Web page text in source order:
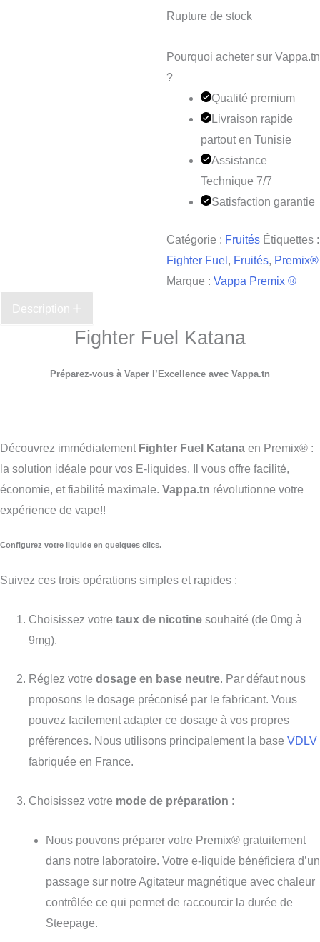
Rupture de stock
Pourquoi acheter sur Vappa.tn
?
Qualité premium
Livraison rapide
partout en Tunisie
Assistance
Technique 7/7
Satisfaction garantie
Catégorie : Fruités Étiquettes :
Fighter Fuel , Fruités, Premix®
Marque : Vappa Premix ®
Description
Fighter Fuel Katana
Préparez-vous à Vaper l’Excellence avec Vappa.tn
Découvrez immédiatement Fighter Fuel Katana en Premix® :
la solution idéale pour vos E-liquides. Il vous offre facilité,
économie, et fiabilité maximale. Vappa.tn révolutionne votre
expérience de vape!!
Configurez votre liquide en quelques clics.
Suivez ces trois opérations simples et rapides :
Choisissez votre taux de nicotine souhaité (de 0mg à
9mg).
Réglez votre dosage en base neutre. Par défaut nous
proposons l e dosage préconisé par le fabricant. Vous
pouvez facilement adapter ce dosage à vos propres
préférences. Nous utilisons principalement la base VDLV
fabriquée en France.
Choisissez votre mode de préparation :
Nous pouvons préparer votre Premix® gratuitement
dans notre laboratoire. Votre e-liquide bénéficiera d’un
passage sur notre Agitateur magnétique avec chaleur
contrôlée ce qui permet de raccourcir la durée de
Steepage.